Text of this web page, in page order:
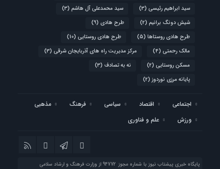
سید ابراهیم رئیسی (3) سید محمدعلی آل هاشم (3)
شیش دونگ برانیم (2) طرح هادی (9)
طرح هادی روستاها (5) طرح هادی روستایی (10)
مالک رحمتی (4) مرکز مدیریت راه های آذربایجان شرقی (3)
مسکن روستایی (2) نه به تصادف (3)
پایانه مرزی نوردوز (2)
اجتماعی اقتصاد سیاسی فرهنگ
مذهبی
ورزش
علم و فناوری
پایگاه خبری پیشتاب نیوز با شماره مجوز 94772 از وزارت فرهنگ و ارشاد سلامی